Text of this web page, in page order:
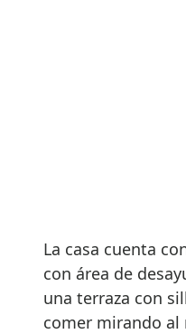
La casa cuenta
con área de
una terraza con
comer mirando al